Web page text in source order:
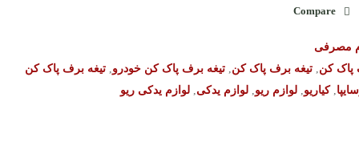
Compare
مصرفی
پاک کن, تیغه برف پاک کن, تیغه برف پاک کن خودرو, تیغه برف پاک کن
,کیاریو, لوازم ریو, لوازم یدکی, لوازم یدکی ریو